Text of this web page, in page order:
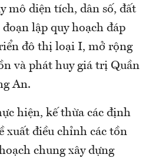
mô diện tích, dân số, đất
lập quy hoạch đáp
đô thị loại I, mở rộng
và phát huy giá trị Quần
An.
hiện, kế thừa các định
xuất điều chỉnh các tồn
chung xây dựng